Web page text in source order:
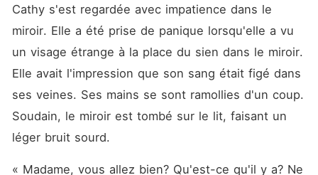
Cathy s'est regardée avec impatience dans le
miroir. Elle a été prise de panique lorsqu'elle a vu
un visage étrange à la place du sien dans le miroir.
Elle avait l'impression que son sang était figé dans
ses veines. Ses mains se sont ramollies d'un coup.
Soudain, le miroir est tombé sur le lit, faisant un
léger bruit sourd.
« Madame, vous allez bien? Qu'est-ce qu'il y a? Ne